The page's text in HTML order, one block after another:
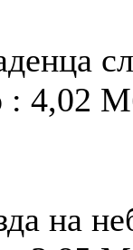
: 4,02
на